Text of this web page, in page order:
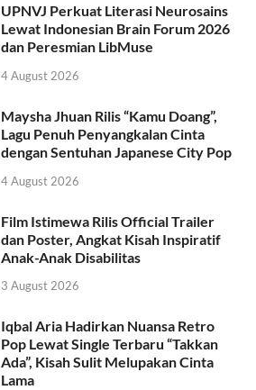
UPNVJ Perkuat Literasi Neurosains
Lewat Indonesian Brain Forum 2026
dan Peresmian LibMuse
4 August 2026
Maysha Jhuan Rilis “Kamu Doang”,
Lagu Penuh Penyangkalan Cinta
dengan Sentuhan Japanese City Pop
4 August 2026
Film Istimewa Rilis Official Trailer
dan Poster, Angkat Kisah Inspiratif
Anak-Anak Disabilitas
3 August 2026
Iqbal Aria Hadirkan Nuansa Retro
Pop Lewat Single Terbaru “Takkan
Ada”, Kisah Sulit Melupakan Cinta
Lama